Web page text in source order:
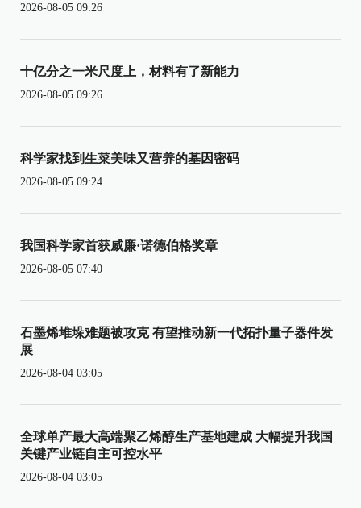
2026-08-05 09:26
十亿分之一米尺度上，材料有了新能力
2026-08-05 09:26
科学家找到生菜美味又营养的基因密码
2026-08-05 09:24
我国科学家首获威廉·诺德伯格奖章
2026-08-05 07:40
石墨烯堆垛难题被攻克 有望推动新一代拓扑量子器件发
展
2026-08-04 03:05
全球单产最大高端聚乙烯醇生产基地建成 大幅提升我国
关键产业链自主可控水平
2026-08-04 03:05